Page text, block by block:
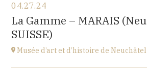
Sint-Annakerk
Roosbeek
at20H00
Go to site
04.27.24
La Gamme – MARAIS
SUISSE)
Musée d’art et d’histoire de